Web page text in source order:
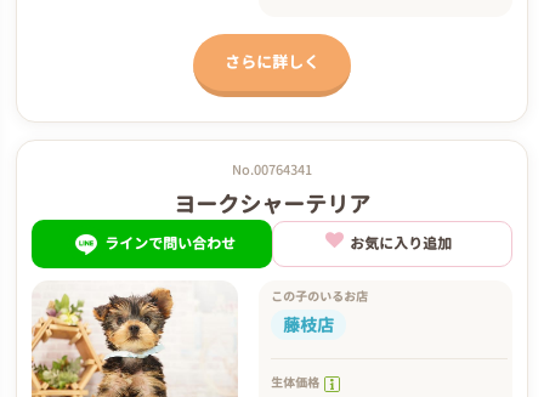
さらに詳しく
No.00764341
ヨークシャーテリア
ラインで問い合わせ お気に入り追加
この子のいるお店
藤枝店
生体価格